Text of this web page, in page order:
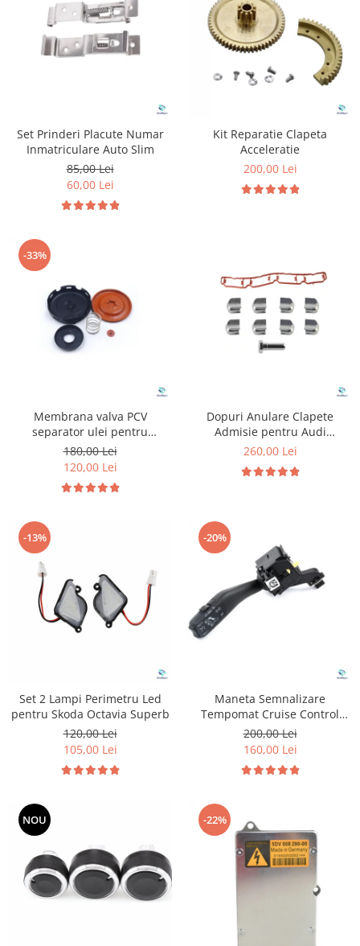
Suzuki
Toyota
Diverse
Dopuri anulare clapete admisie
Garnituri galerie admisie BMW
Produse cu discount de pana la
Eleron Portbagaj
Set Prinderi Placute Numar
Inmatriculare Auto Slim
85,00 Lei
60,00 Lei
Kit Reparatie Clapeta
Acceleratie
200,00 Lei
-33%
Membrana valva PCV
separator ulei pentru
Volkswagen Audi Seat Skoda
1.8 2.0 TFSI TSI
180,00 Lei
120,00 Lei
Dopuri Anulare Clapete
Admisie pentru Audi
Volkswagen Skoda Seat
260,00 Lei
-13%
Set 2 Lampi Perimetru Led
pentru Skoda Octavia Superb
120,00 Lei
105,00 Lei
-20%
Maneta Semnalizare
Tempomat Cruise Control
pentru Volkswagen Seat
Skoda
200,00 Lei
160,00 Lei
NOU -22%